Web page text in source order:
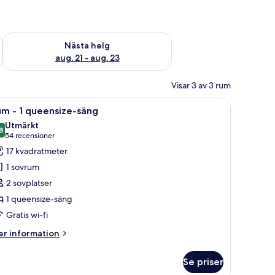
aug. 14 - aug. 16
Nästa helg
aug. 21 - aug. 23
Kontrollera tillgängligheten för nästa helg aug. 21 - aug. 23
Visar 3 av 3 rum
i trä, en platt-TV, ett sängbord med en lampa, en liten pall och en
Ett hotellrum med en sänggavel i trä, en
21 - 1 queensize-säng
av 10
Utmärkt
54 recensioner
(54 recensioner)
17 kvadratmeter
1 sovrum
2 sovplatser
1 queensize-säng
Gratis wi-fi
information
Se priser